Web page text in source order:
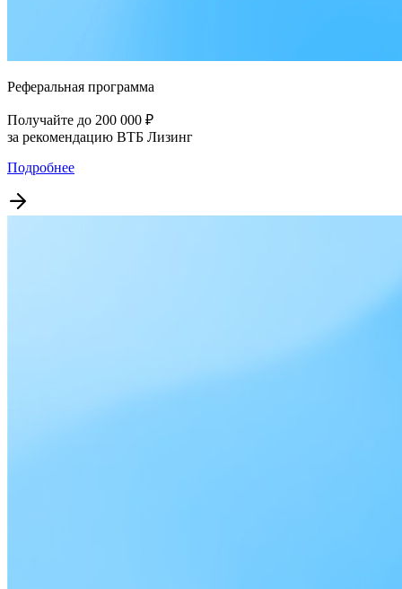
Реферальная программа
Получайте до 200 000 ₽
за рекомендацию ВТБ Лизинг
Подробнее